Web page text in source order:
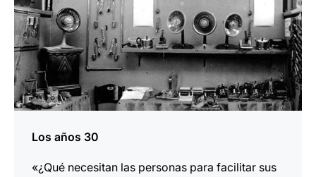
Los años 30
«¿Qué necesitan las personas para facilitar sus